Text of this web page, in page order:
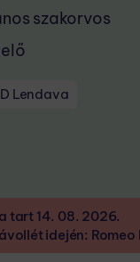
szakorvos
Lendava
tart 14. 08. 2026.
idején: Romeo